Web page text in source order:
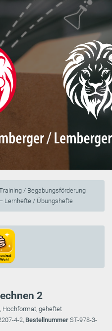
/ Begabungsförderung
Lernhefte / Übungshefte
2
Hochformat, geheftet
4-2, Bestellnummer ST-978-3-